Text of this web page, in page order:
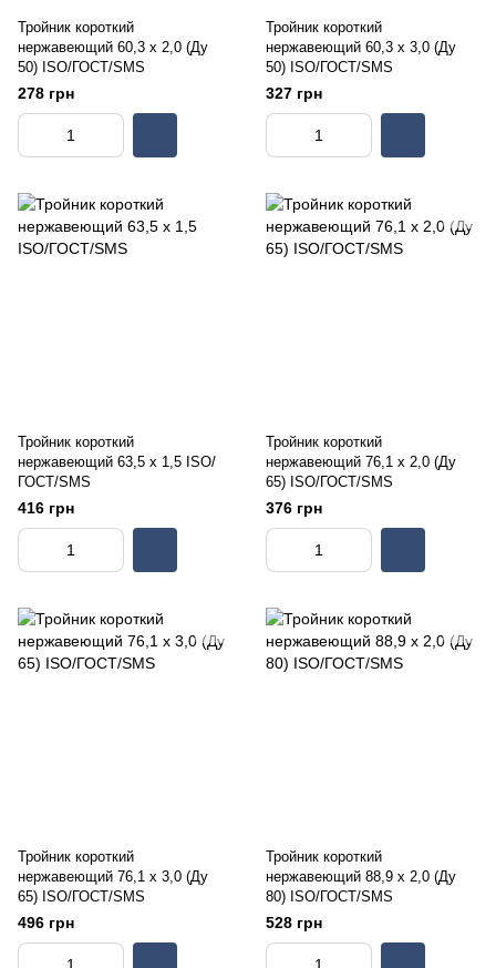
Тройник короткий
нержавеющий 60,3 х 2,0 (Ду
50) ISO/ГОСТ/SMS
278 грн
Тройник короткий
нержавеющий 60,3 х 3,0 (Ду
50) ISO/ГОСТ/SMS
327 грн
Тройник короткий
нержавеющий 63,5 х 1,5 ISO/
ГОСТ/SMS
416 грн
Тройник короткий
нержавеющий 76,1 х 2,0 (Ду
65) ISO/ГОСТ/SMS
376 грн
Тройник короткий
нержавеющий 76,1 х 3,0 (Ду
65) ISO/ГОСТ/SMS
496 грн
Тройник короткий
нержавеющий 88,9 х 2,0 (Ду
80) ISO/ГОСТ/SMS
528 грн